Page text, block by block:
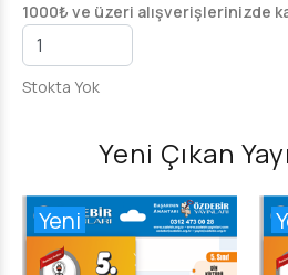
1000₺ ve üzeri alışverişlerinizde
Stokta Yok
Yeni Çıkan
Yeni